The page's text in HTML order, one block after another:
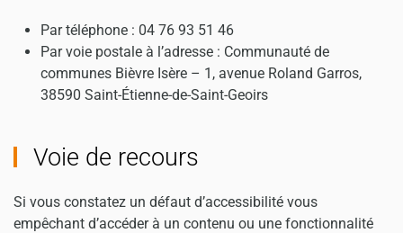
Par téléphone : 04 76 93 51 46
Par voie postale à l’adresse : Communauté de
communes Bièvre Isère – 1, avenue Roland Garros,
38590 Saint-Étienne-de-Saint-Geoirs
Voie de recours
Si vous constatez un défaut d’accessibilité vous
empêchant d’accéder à un contenu ou une fonctionnalité